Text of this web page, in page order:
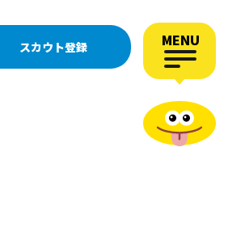
スカウト登録 MENU